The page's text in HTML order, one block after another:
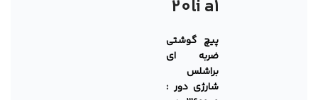
20li a1
پیچ گوشتی
ضربه ای
براشلس
شارژی دور :